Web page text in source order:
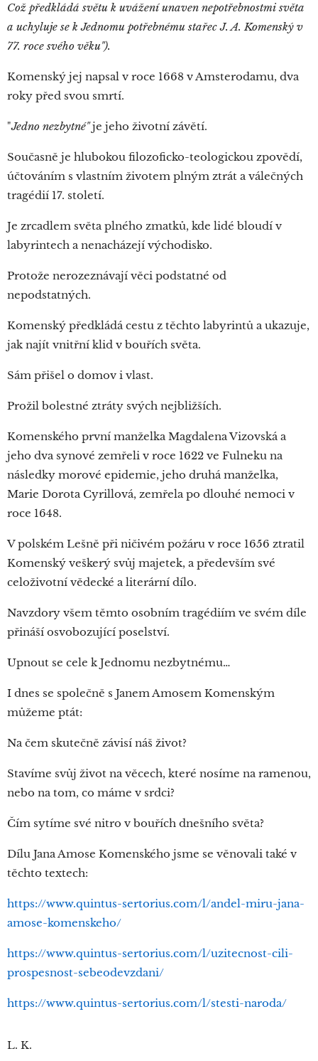
Což předkládá světu k uvážení unaven nepotřebnostmi světa
a uchyluje se k Jednomu potřebnému stařec J. A. Komenský v
77. roce svého věku").
Komenský jej napsal v roce 1668 v Amsterodamu, dva
roky před svou smrtí.
"Jedno nezbytné"je jeho životní závětí.
Současně je hlubokou filozoficko-teologickou zpovědí,
účtováním s vlastním životem plným ztrát a válečných
tragédií 17. století.
Je zrcadlem světa plného zmatků, kde lidé bloudí v
labyrintech a nenacházejí východisko.
Protože nerozeznávají věci podstatné od
nepodstatných.
Komenský předkládá cestu z těchto labyrintů a ukazuje,
jak najít vnitřní klid v bouřích světa.
Sám přišel o domov i vlast.
Prožil bolestné ztráty svých nejbližších.
Komenského první manželka Magdalena Vizovská a
jeho dva synové zemřeli v roce 1622 ve Fulneku na
následky morové epidemie, jeho druhá manželka,
Marie Dorota Cyrillová, zemřela po dlouhé nemoci v
roce 1648.
V polském Lešně při ničivém požáru v roce 1656 ztratil
Komenský veškerý svůj majetek, a především své
celoživotní vědecké a literární dílo.
Navzdory všem těmto osobním tragédiím ve svém díle
přináší osvobozující poselství.
Upnout se cele k Jednomu nezbytnému…
I dnes se společně s Janem Amosem Komenským
můžeme ptát:
Na čem skutečně závisí náš život?
Stavíme svůj život na věcech, které nosíme na ramenou,
nebo na tom, co máme v srdci?
Čím sytíme své nitro v bouřích dnešního světa?
Dílu Jana Amose Komenského jsme se věnovali také v
těchto textech:
https://www.quintus-sertorius.com/l/andel-miru-jana-
amose-komenskeho/
https://www.quintus-sertorius.com/l/uzitecnost-cili-
prospesnost-sebeodevzdani/
https://www.quintus-sertorius.com/l/stesti-naroda/
L. K.